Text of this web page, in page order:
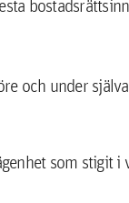
och under
som stigit i